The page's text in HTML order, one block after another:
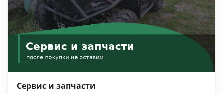
Сервис и запчасти